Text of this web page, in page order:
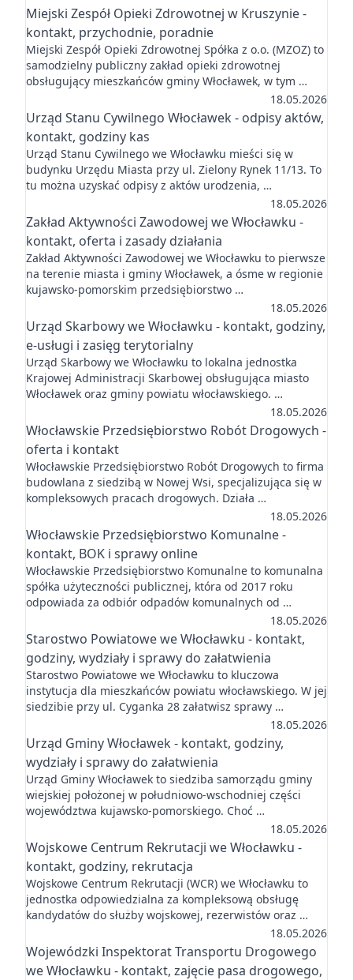
Miejski Zespół Opieki Zdrowotnej w Kruszynie -
kontakt, przychodnie, poradnie
Miejski Zespół Opieki Zdrowotnej Spółka z o.o. (MZOZ) to
samodzielny publiczny zakład opieki zdrowotnej
obsługujący mieszkańców gminy Włocławek, w tym …
18.05.2026
Urząd Stanu Cywilnego Włocławek - odpisy aktów,
kontakt, godziny kas
Urząd Stanu Cywilnego we Włocławku mieści się w
budynku Urzędu Miasta przy ul. Zielony Rynek 11/13. To
tu można uzyskać odpisy z aktów urodzenia, …
18.05.2026
Zakład Aktywności Zawodowej we Włocławku -
kontakt, oferta i zasady działania
Zakład Aktywności Zawodowej we Włocławku to pierwsze
na terenie miasta i gminy Włocławek, a ósme w regionie
kujawsko-pomorskim przedsiębiorstwo …
18.05.2026
Urząd Skarbowy we Włocławku - kontakt, godziny,
e-usługi i zasięg terytorialny
Urząd Skarbowy we Włocławku to lokalna jednostka
Krajowej Administracji Skarbowej obsługująca miasto
Włocławek oraz gminy powiatu włocławskiego. …
18.05.2026
Włocławskie Przedsiębiorstwo Robót Drogowych -
oferta i kontakt
Włocławskie Przedsiębiorstwo Robót Drogowych to firma
budowlana z siedzibą w Nowej Wsi, specjalizująca się w
kompleksowych pracach drogowych. Działa …
18.05.2026
Włocławskie Przedsiębiorstwo Komunalne -
kontakt, BOK i sprawy online
Włocławskie Przedsiębiorstwo Komunalne to komunalna
spółka użyteczności publicznej, która od 2017 roku
odpowiada za odbiór odpadów komunalnych od …
18.05.2026
Starostwo Powiatowe we Włocławku - kontakt,
godziny, wydziały i sprawy do załatwienia
Starostwo Powiatowe we Włocławku to kluczowa
instytucja dla mieszkańców powiatu włocławskiego. W jej
siedzibie przy ul. Cyganka 28 załatwisz sprawy …
18.05.2026
Urząd Gminy Włocławek - kontakt, godziny,
wydziały i sprawy do załatwienia
Urząd Gminy Włocławek to siedziba samorządu gminy
wiejskiej położonej w południowo-wschodniej części
województwa kujawsko-pomorskiego. Choć …
18.05.2026
Wojskowe Centrum Rekrutacji we Włocławku -
kontakt, godziny, rekrutacja
Wojskowe Centrum Rekrutacji (WCR) we Włocławku to
jednostka odpowiedzialna za kompleksową obsługę
kandydatów do służby wojskowej, rezerwistów oraz …
18.05.2026
Wojewódzki Inspektorat Transportu Drogowego
we Włocławku - kontakt, zajęcie pasa drogowego,